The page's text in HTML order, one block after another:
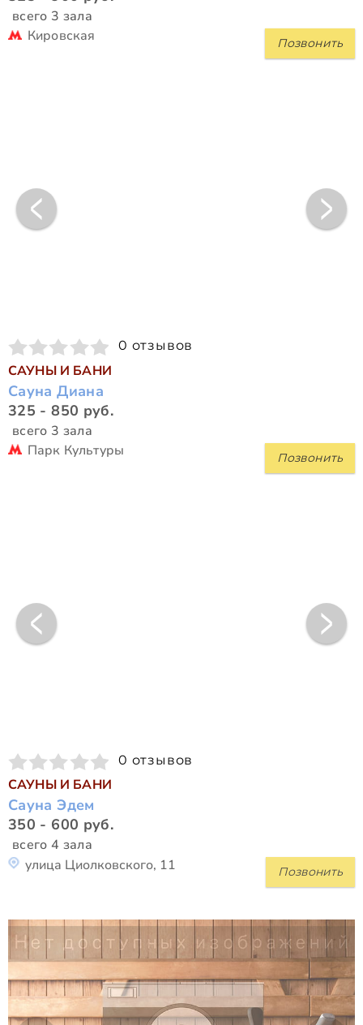
всего 3 зала
Позвонить
Кировская
0 отзывов
САУНЫ И БАНИ
Сауна Диана
325 - 850 руб.
всего 3 зала
Позвонить
Парк Культуры
0 отзывов
САУНЫ И БАНИ
Сауна Эдем
350 - 600 руб.
всего 4 зала
Позвонить
улица Циолковского, 11